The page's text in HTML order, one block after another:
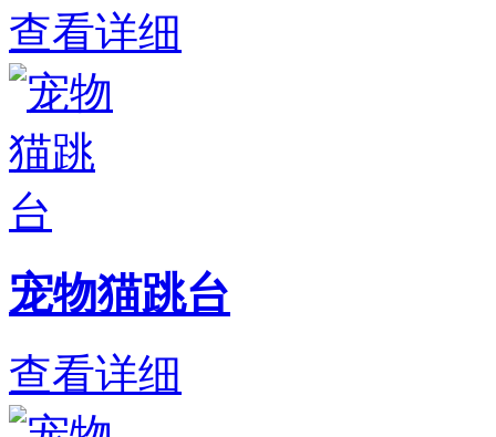
查看详细
宠物猫跳台
查看详细